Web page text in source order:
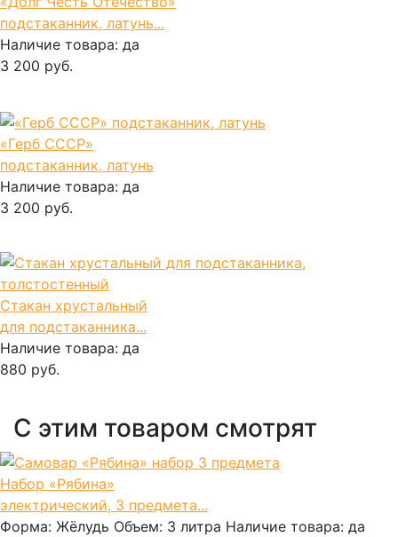
подстаканник, латунь...
Наличие товара: да
3 200 руб.
«Герб СССР»
подстаканник, латунь
Наличие товара: да
3 200 руб.
Стакан хрустальный
для подстаканника...
Наличие товара: да
880 руб.
С этим товаром смотрят
Набор «Рябина»
электрический, 3 предмета...
Форма: Жёлудь Объем: 3 литра Наличие товара: да